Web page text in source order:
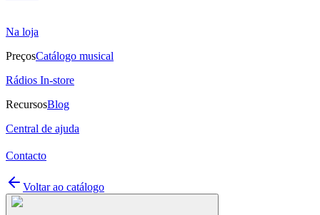
Na loja
PreçosCatálogo musical
Rádios In-store
RecursosBlog
Central de ajuda
Contacto
Voltar ao catálogo